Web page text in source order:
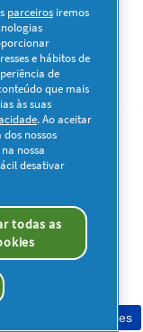
O uso e
sujeitos aos
legal.
de cookies
parceiros iremos
e hábitos de
de
que mais
às suas
. Ao aceitar
nossos
nossa
desativar
todas as